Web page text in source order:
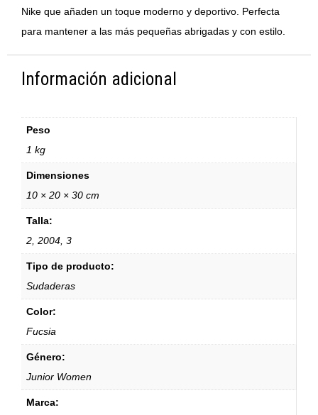
Nike que añaden un toque moderno y deportivo. Perfecta
para mantener a las más pequeñas abrigadas y con estilo.
Información adicional
Peso
1 kg
Dimensiones
10 × 20 × 30 cm
Talla:
2, 2004, 3
Tipo de producto:
Sudaderas
Color:
Fucsia
Género:
Junior Women
Marca: